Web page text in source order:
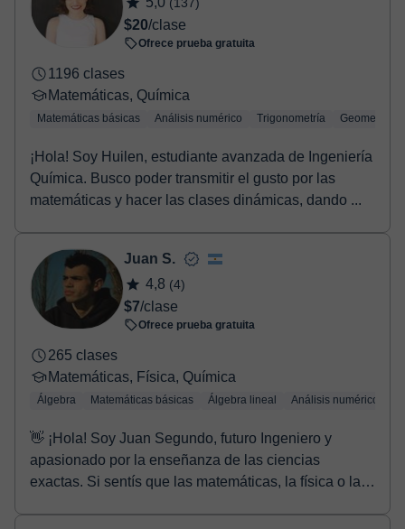
confirmación de la reserva.
$20/clase
Ofrece prueba gratuita
1196 clases
Matemáticas, Química
Matemáticas básicas Análisis numérico Trigonometría Geometría
¡Hola! Soy Huilen, estudiante avanzada de Ingeniería
Química. Busco poder transmitir el gusto por las
matemáticas y hacer las clases dinámicas, dando ...
Juan S.
4,8 (4)
$7/clase
Ofrece prueba gratuita
265 clases
Matemáticas, Física, Química
Álgebra Matemáticas básicas Álgebra lineal Análisis numérico
👋 ¡Hola! Soy Juan Segundo, futuro Ingeniero y
apasionado por la enseñanza de las ciencias
exactas. Si sentís que las matemáticas, la física o la